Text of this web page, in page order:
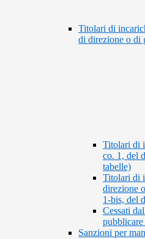
Titolari di
di direzione o di
Titolari di
co. 1, del
tabelle)
Titolari di
direzione
1-bis, del
Cessati
Sanzioni per